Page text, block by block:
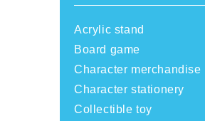
Acrylic stand
Board game
Character merchandise
Character stationery
Collectible toy